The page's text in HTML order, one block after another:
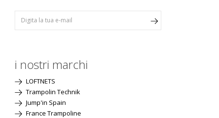
i nostri marchi
LOFTNETS
Trampolin Technik
Jump'in Spain
France Trampoline